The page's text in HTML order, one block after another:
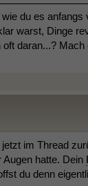
du es
warst, Dinge
daran...?
im Thread
hatte. Dein
du denn